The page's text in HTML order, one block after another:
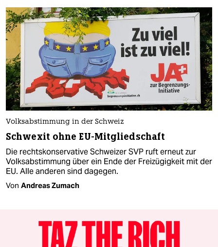
Volksabstimmung in der Schweiz
Schwexit ohne EU-Mitgliedschaft
Die rechtskonservative Schweizer SVP ruft erneut zur
Volksabstimmung über ein Ende der Freizügigkeit mit der
EU. Alle anderen sind dagegen.
Von Andreas Zumach